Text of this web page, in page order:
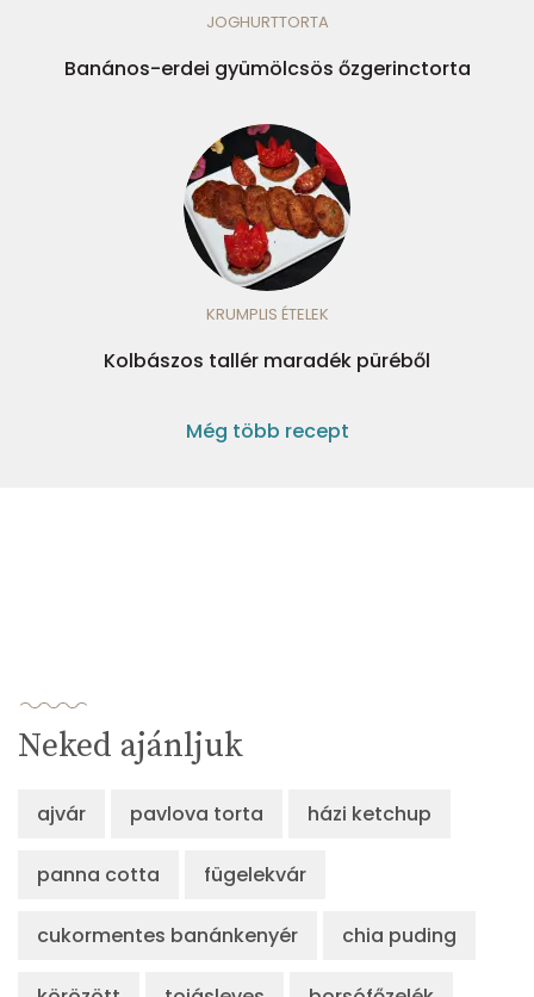
JOGHURTTORTA
Banános-erdei gyümölcsös őzgerinctorta
KRUMPLIS ÉTELEK
Kolbászos tallér maradék püréből
Még több recept
Neked ajánljuk
ajvár pavlova torta házi ketchup
panna cotta fügelekvár
cukormentes banánkenyér chia puding